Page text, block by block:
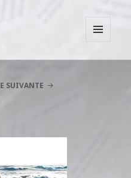
SUIVANTE